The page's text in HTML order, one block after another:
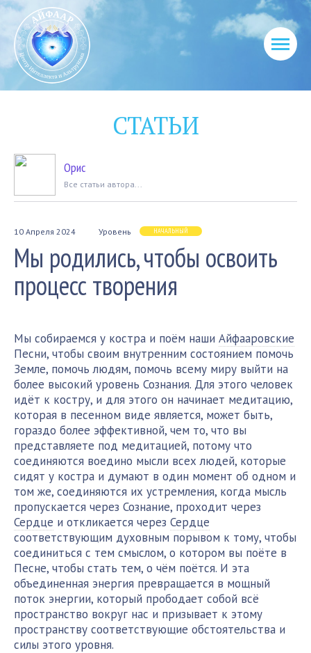
СТАТЬИ
Орис
Вcе статьи автора...
10 Апреля 2024 Уровень НАЧАЛЬНЫЙ
Мы родились, чтобы освоить
процесс творения
Мы собираемся у костра и поём наши Айфааровские
Песни, чтобы своим внутренним состоянием помочь
Земле, помочь людям, помочь всему миру выйти на
более высокий уровень Сознания. Для этого человек
идёт к костру, и для этого он начинает медитацию,
которая в песенном виде является, может быть,
гораздо более эффективной, чем то, что вы
представляете под медитацией, потому что
соединяются воедино мысли всех людей, которые
сидят у костра и думают в один момент об одном и
том же, соединяются их устремления, когда мысль
пропускается через Сознание, проходит через
Сердце и откликается через Сердце
соответствующим духовным порывом к тому, чтобы
соединиться с тем смыслом, о котором вы поёте в
Песне, чтобы стать тем, о чём поётся. И эта
объединенная энергия превращается в мощный
поток энергии, который прободает собой всё
пространство вокруг нас и призывает к этому
пространству соответствующие обстоятельства и
силы этого уровня.